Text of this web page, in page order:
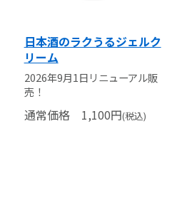
日本酒のラクうるジェルク
リーム
2026年9月1日リニューアル販
売！
通常価格1,100円(税込)